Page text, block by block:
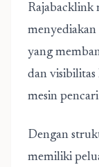
Rajabacklink
yang
dan visibilitas
mesin
Dengan
memiliki